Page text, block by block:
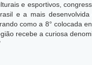
e esportivos,
e a mais
como a 8° colocada
recebe a curiosa